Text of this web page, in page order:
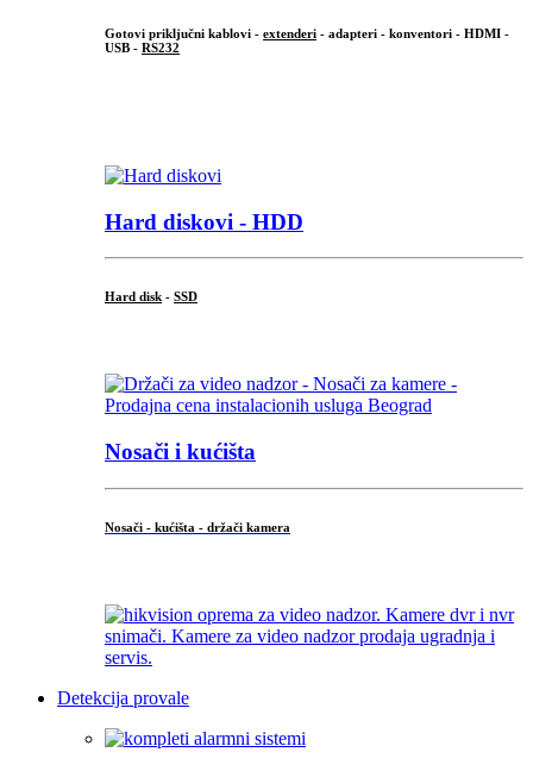
Gotovi priključni kablovi - extenderi - adapteri - konventori - HDMI -
USB - RS232
Hard diskovi - HDD
Hard disk - SSD
Nosači i kućišta
Nosači - kućišta - držači kamera
Detekcija provale